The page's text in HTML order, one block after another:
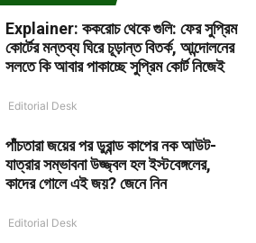
Explainer: ককরোচ থেকে গুলি: ফের সুপ্রিম
কোর্টের মন্তব্য ঘিরে চূড়ান্ত বিতর্ক, আন্দোলনের
সলতে কি আবার পাকাচ্ছে সুপ্রিম কোর্ট নিজেই
Editorial Desk
পাঁচতারা জয়ের পর ডুরান্ড কাপের নক আউট-
যাত্রার সম্ভাবনা উজ্জ্বল হল ইস্টবেঙ্গলের,
কাদের গোলে এই জয়? জেনে নিন
Editorial Desk